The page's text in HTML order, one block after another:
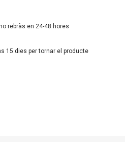
rebràs en 24-48 hores
15 dies per tornar el producte